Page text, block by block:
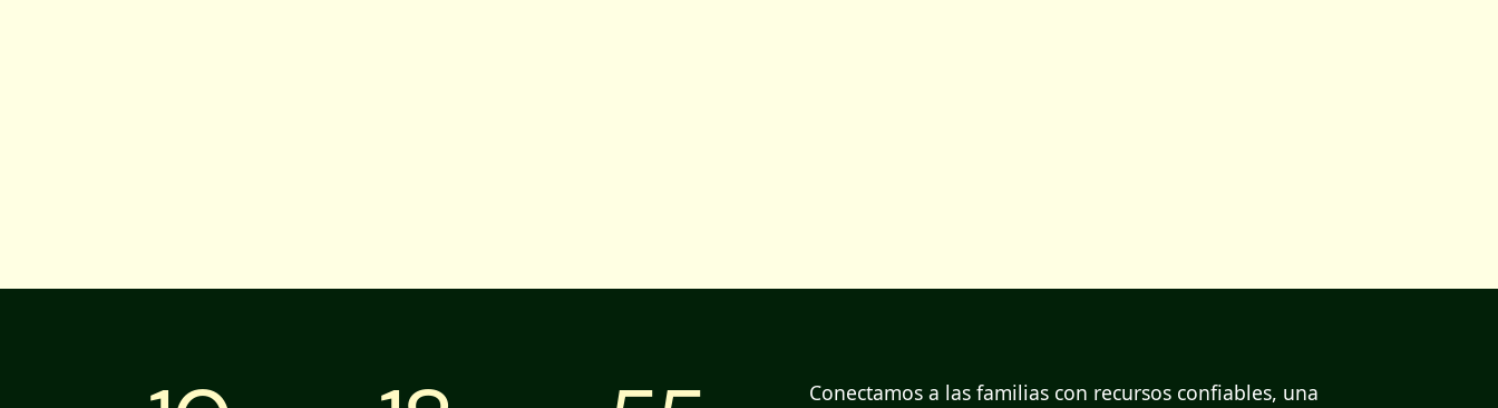
Conectamos a las familias con recursos confiables, una